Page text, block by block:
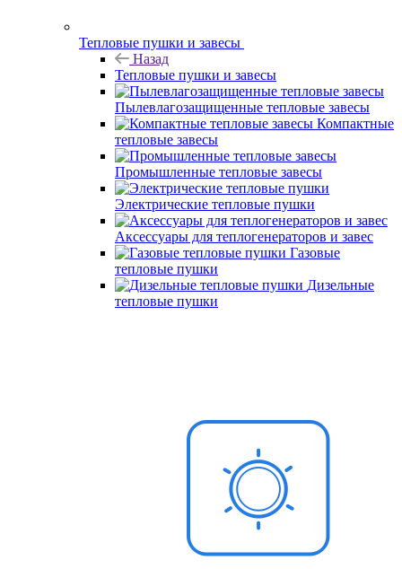
Тепловые пушки и завесы
Назад
Тепловые пушки и завесы
Пылевлагозащищенные тепловые завесы
Компактные
тепловые завесы
Промышленные тепловые завесы
Электрические тепловые пушки
Аксессуары для теплогенераторов и завес
Газовые
тепловые пушки
Дизельные
тепловые пушки